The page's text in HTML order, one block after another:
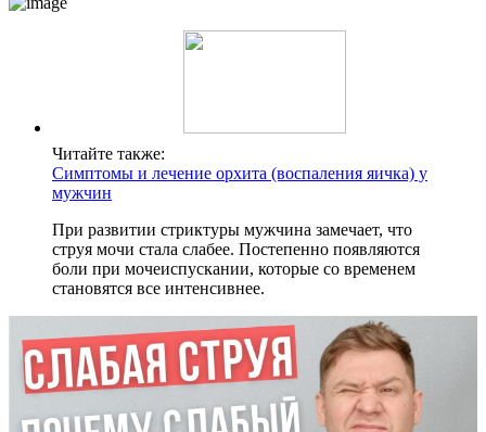
Читайте также:
Симптомы и лечение орхита (воспаления яичка) у
мужчин
При развитии стриктуры мужчина замечает, что
струя мочи стала слабее. Постепенно появляются
боли при мочеиспускании, которые со временем
становятся все интенсивнее.